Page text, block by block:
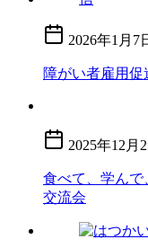
2026年1月7
障がい者雇用
2025年12月
食べて、学ん
交流会